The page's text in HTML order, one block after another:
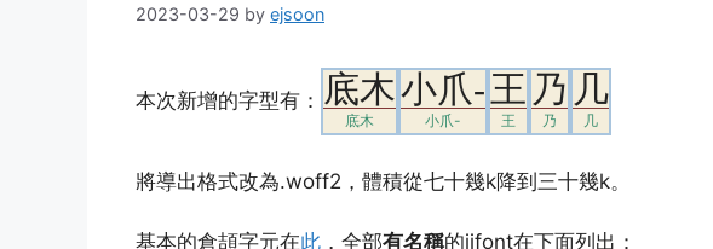
2023-03-29 by ejsoon
本次新增的字型有： 底木
底木
小爪-
小爪-
王
王
乃
乃
几
几
將導出格式改為.woff2，體積從七十幾k降到三十幾k。
基本的倉頡字元在此 ，全部有名稱的ijfont在下面列出：